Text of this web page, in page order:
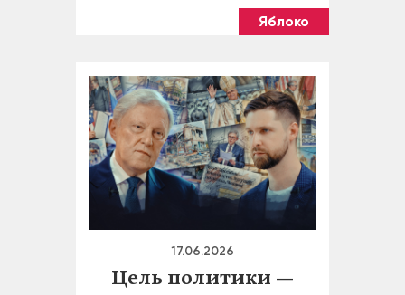
Яблоко
17.06.2026
Цель политики —